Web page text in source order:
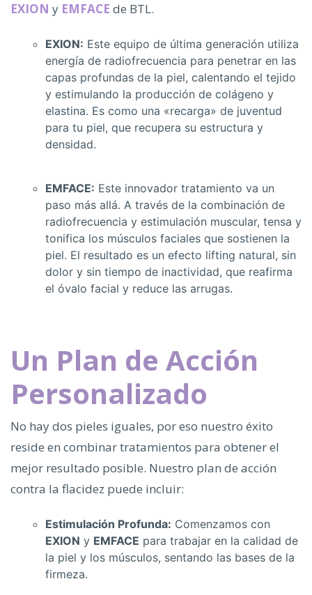
EXION y EMFACE de BTL.
EXION: Este equipo de última generación utiliza
energía de radiofrecuencia para penetrar en las
capas profundas de la piel, calentando el tejido
y estimulando la producción de colágeno y
elastina. Es como una «recarga» de juventud
para tu piel, que recupera su estructura y
densidad.
EMFACE: Este innovador tratamiento va un
paso más allá. A través de la combinación de
radiofrecuencia y estimulación muscular, tensa y
tonifica los músculos faciales que sostienen la
piel. El resultado es un efecto lifting natural, sin
dolor y sin tiempo de inactividad, que reafirma
el óvalo facial y reduce las arrugas.
Un Plan de Acción
Personalizado
No hay dos pieles iguales, por eso nuestro éxito
reside en combinar tratamientos para obtener el
mejor resultado posible. Nuestro plan de acción
contra la flacidez puede incluir:
Estimulación Profunda: Comenzamos con
EXION y EMFACE para trabajar en la calidad de
la piel y los músculos, sentando las bases de la
firmeza.